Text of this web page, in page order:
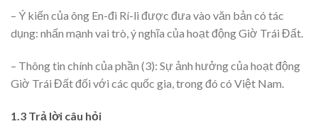
– Ý kiến của ông En-đi Rí-li được đưa vào văn bản có tác
dụng: nhấn mạnh vai trò, ý nghĩa của hoạt động Giờ Trái Đất.
– Thông tin chính của phần (3): Sự ảnh hưởng của hoạt động
Giờ Trái Đất đối với các quốc gia, trong đó có Việt Nam.
1.3 Trả lời câu hỏi